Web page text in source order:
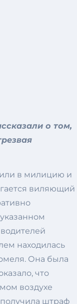
о том,
в милицию и
виляющий
находилась
Она была
что
воздухе
штраф